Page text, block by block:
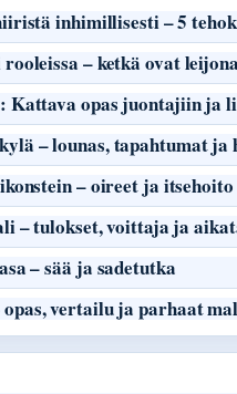
inhimillisesti – 5
– ketkä ovat
Kattava opas juontajiin ja
– lounas, tapahtumat
– oireet ja itsehoito
– tulokset, voittaja ja
– sää ja sadetutka
vertailu ja parhaat